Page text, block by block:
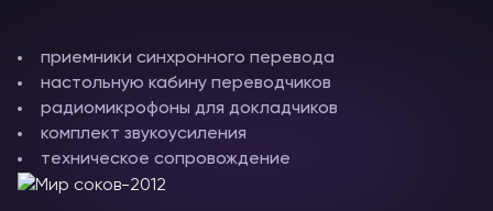
приемники синхронного перевода
настольную кабину переводчиков
радиомикрофоны для докладчиков
комплект звукоусиления
техническое сопровождение